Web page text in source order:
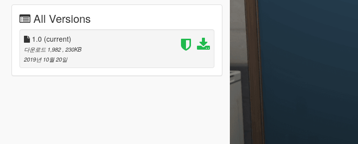
All Versions
1.0 (current)
다운로드 1,982 , 230KB
2019년 10월 20일